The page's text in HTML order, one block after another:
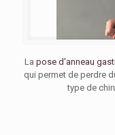
La pose d'anneau
qui permet de perdre
type de